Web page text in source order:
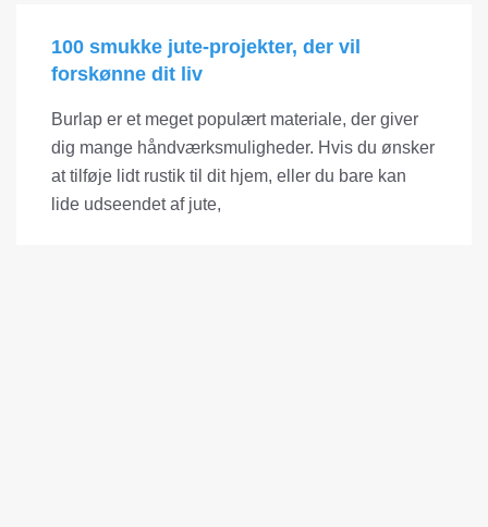
100 smukke jute-projekter, der vil
forskønne dit liv
Burlap er et meget populært materiale, der giver
dig mange håndværksmuligheder. Hvis du ønsker
at tilføje lidt rustik til dit hjem, eller du bare kan
lide udseendet af jute,